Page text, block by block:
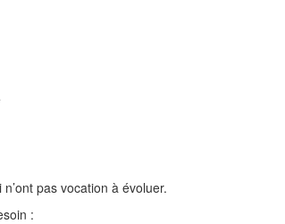
pas vocation à évoluer.
: